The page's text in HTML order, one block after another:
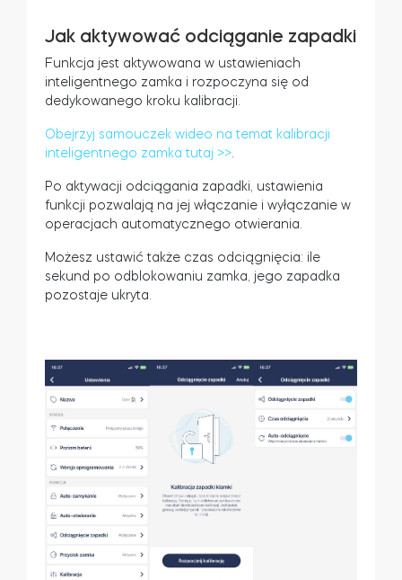
Jak aktywować odciąganie zapadki
Funkcja jest aktywowana w ustawieniach
inteligentnego zamka i rozpoczyna się od
dedykowanego kroku kalibracji.
Obejrzyj samouczek wideo na temat kalibracji
inteligentnego zamka tutaj >>
Po aktywacji odciągania zapadki, ustawienia
funkcji pozwalają na jej włączanie i wyłączanie w
operacjach automatycznego otwierania.
Możesz ustawić także czas odciągnięcia: ile
sekund po odblokowaniu zamka, jego zapadka
pozostaje ukryta.